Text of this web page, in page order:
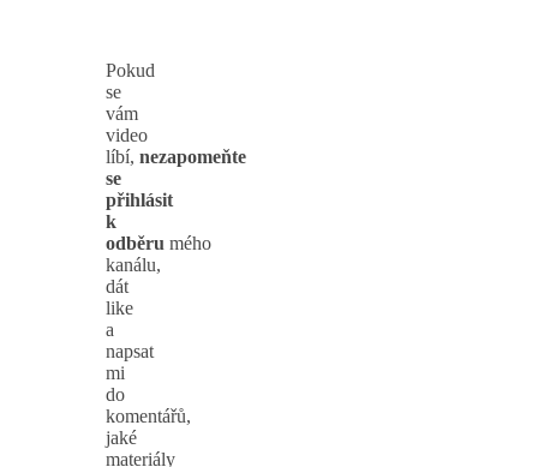
Pokud
se
vám
video
líbí, nezapomeňte
se
přihlásit
k
odběru mého
kanálu,
dát
like
a
napsat
mi
do
komentářů,
jaké
materiály